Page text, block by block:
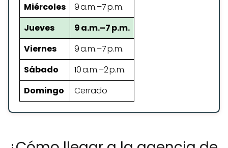
Miércoles
9 a.m.–7 p.m.
Jueves
9 a.m.–7 p.m.
Viernes
9 a.m.–7 p.m.
Sábado
10 a.m.–2 p.m.
Domingo
Cerrado